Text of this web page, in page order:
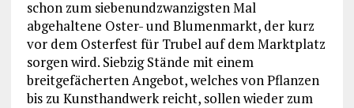
schon zum siebenundzwanzigsten Mal
abgehaltene Oster- und Blumenmarkt, der kurz
vor dem Osterfest für Trubel auf dem Marktplatz
sorgen wird. Siebzig Stände mit einem
breitgefächerten Angebot, welches von Pflanzen
bis zu Kunsthandwerk reicht, sollen wieder zum